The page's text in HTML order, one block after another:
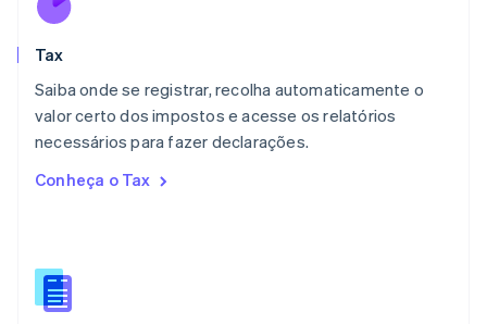
Tax
Saiba onde se registrar, recolha automaticamente o
valor certo dos impostos e acesse os relatórios
necessários para fazer declarações.
Conheça o Tax
Malta
Noruega
English
Nova Zelândia
Países Baixos
Portugal
Português